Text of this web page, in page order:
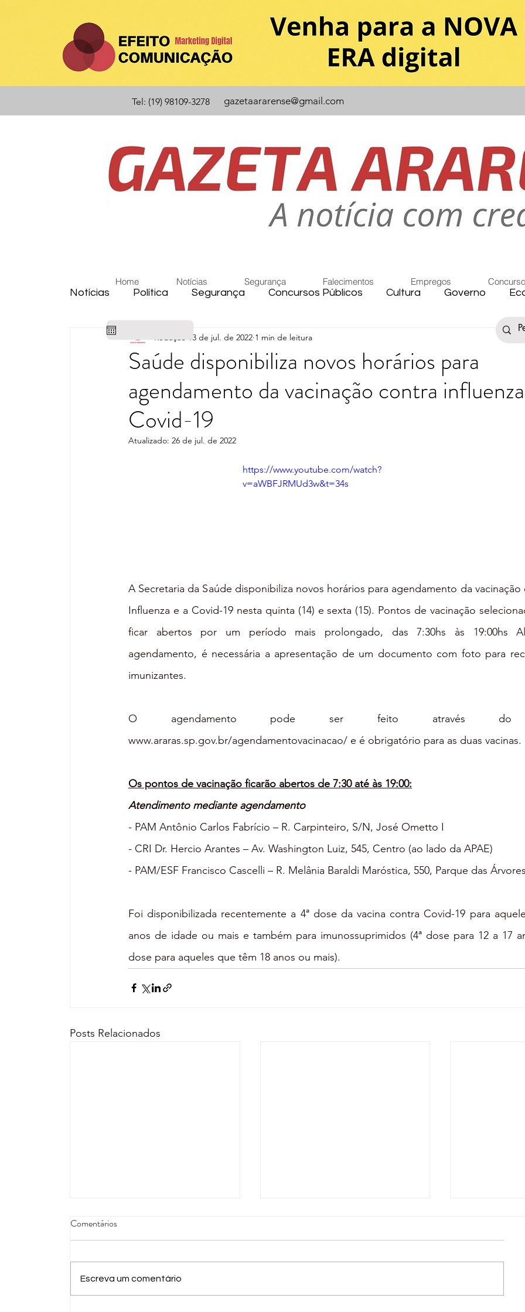
Tel: (19) 98109-3278 gazetaararense@gmail.com
Home Notícias Segurança Falecimentos Empregos
Notícias Política Segurança Concursos Públicos Cultura Governo
Cidade Educação Eleições Saúde Fake News
Judiciário Região Governo Federal Meio
Artigos Carnaval
Saúde disponibiliza novos horários para
agendamento da vacinação contra
Covid-19
13 de jul. de 2022 1 min de leitura
Atualizado: 26 de jul. de 2022
https://www.youtube.com/watch?
v=aWBFJRMUd3w&t=34s
A Secretaria da Saúde disponibiliza novos horários para agendamento da vacinação
Influenza e a Covid-19 nesta quinta (14) e sexta (15). Pontos de vacinação
ficar abertos por um período mais prolongado, das 7:30hs às 19:00hs
agendamento, é necessária a apresentação de um documento com foto para
imunizantes.
www.araras.sp.gov.br/agendamentovacinacao/ e é obrigatório para as duas vacinas.
Os pontos de vacinação ficarão abertos de 7:30 até às 19:00:
Atendimento mediante agendamento
- PAM Antônio Carlos Fabrício – R. Carpinteiro, S/N, José Ometto I
- CRI Dr. Hercio Arantes – Av. Washington Luiz, 545, Centro (ao lado da APAE)
- PAM/ESF Francisco Cascelli – R. Melânia Baraldi Maróstica, 550, Parque das Árvores
Foi disponibilizada recentemente a 4ª dose da vacina contra Covid-19 para
anos de idade ou mais e também para imunossuprimidos (4ª dose para 12 a 17
dose para aqueles que têm 18 anos ou mais).
Posts Relacionados
Comentários
Escreva um comentário